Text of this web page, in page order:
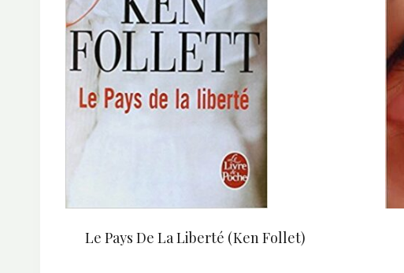
Le Pays De La Liberté (Ken Follet)